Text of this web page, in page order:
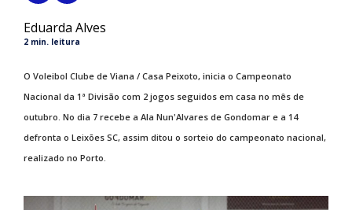
Eduarda Alves
2 min. leitura
O Voleibol Clube de Viana / Casa Peixoto, inicia o Campeonato
Nacional da 1ª Divisão com 2 jogos seguidos em casa no mês de
outubro. No dia 7 recebe a Ala Nun'Alvares de Gondomar e a 14
defronta o Leixões SC, assim ditou o sorteio do campeonato nacional,
realizado no Porto.